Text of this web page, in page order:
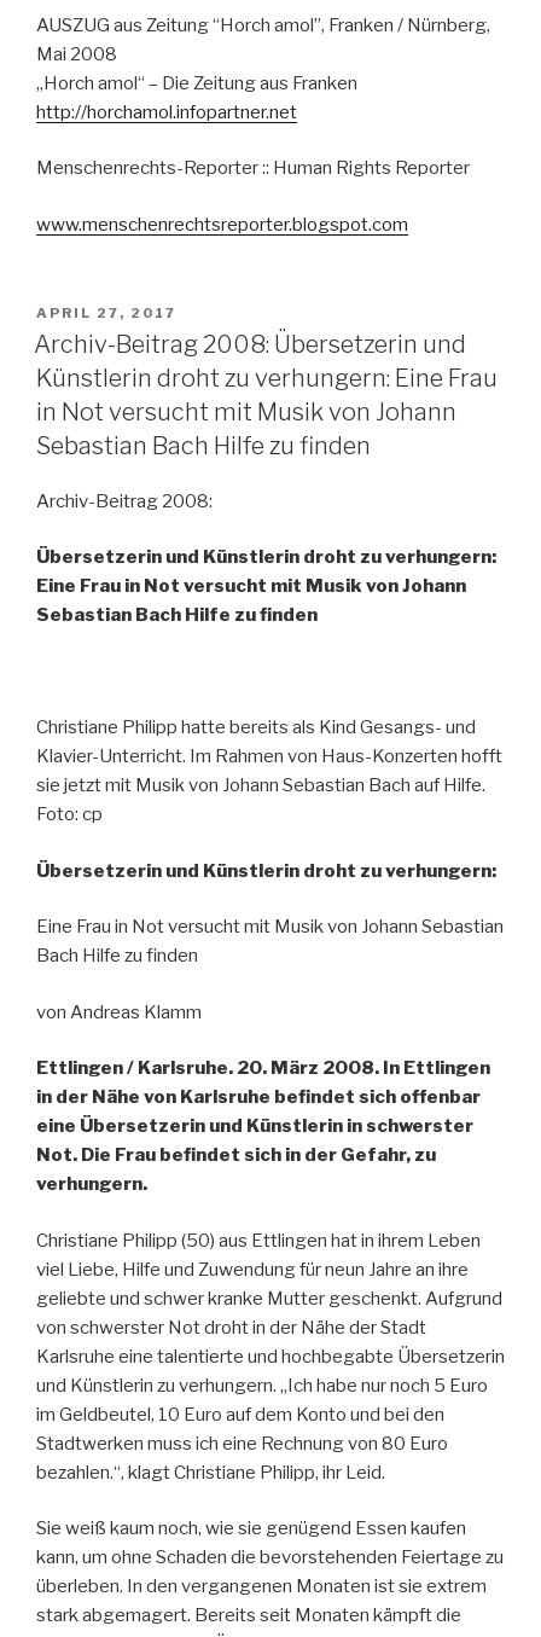
AUSZUG aus Zeitung “Horch amol”, Franken / Nürnberg,
Mai 2008
„Horch amol“ – Die Zeitung aus Franken
http://horchamol.infopartner.net
Menschenrechts-Reporter :: Human Rights Reporter
www.menschenrechtsreporter.blogspot.com
VERÖFFENTLICHT
AM
APRIL 27, 2017
Archiv-Beitrag 2008: Übersetzerin und
Künstlerin droht zu verhungern: Eine Frau
in Not versucht mit Musik von Johann
Sebastian Bach Hilfe zu finden
Archiv-Beitrag 2008:
Übersetzerin und Künstlerin droht zu verhungern:
Eine Frau in Not versucht mit Musik von Johann
Sebastian Bach Hilfe zu finden
Christiane Philipp hatte bereits als Kind Gesangs- und
Klavier-Unterricht. Im Rahmen von Haus-Konzerten hofft
sie jetzt mit Musik von Johann Sebastian Bach auf Hilfe.
Foto: cp
Übersetzerin und Künstlerin droht zu verhungern:
Eine Frau in Not versucht mit Musik von Johann Sebastian
Bach Hilfe zu finden
von Andreas Klamm
Ettlingen / Karlsruhe. 20. März 2008. In Ettlingen
in der Nähe von Karlsruhe befindet sich offenbar
eine Übersetzerin und Künstlerin in schwerster
Not. Die Frau befindet sich in der Gefahr, zu
verhungern.
Christiane Philipp (50) aus Ettlingen hat in ihrem Leben
viel Liebe, Hilfe und Zuwendung für neun Jahre an ihre
geliebte und schwer kranke Mutter geschenkt. Aufgrund
von schwerster Not droht in der Nähe der Stadt
Karlsruhe eine talentierte und hochbegabte Übersetzerin
und Künstlerin zu verhungern. „Ich habe nur noch 5 Euro
im Geldbeutel, 10 Euro auf dem Konto und bei den
Stadtwerken muss ich eine Rechnung von 80 Euro
bezahlen.“, klagt Christiane Philipp, ihr Leid.
Sie weiß kaum noch, wie sie genügend Essen kaufen
kann, um ohne Schaden die bevorstehenden Feiertage zu
überleben. In den vergangenen Monaten ist sie extrem
stark abgemagert. Bereits seit Monaten kämpft die